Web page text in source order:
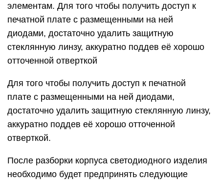
элементам. Для того чтобы получить доступ к
печатной плате с размещенными на ней
диодами, достаточно удалить защитную
стеклянную линзу, аккуратно поддев её хорошо
отточенной отверткой
Для того чтобы получить доступ к печатной
плате с размещенными на ней диодами,
достаточно удалить защитную стеклянную линзу,
аккуратно поддев её хорошо отточенной
отверткой.
После разборки корпуса светодиодного изделия
необходимо будет предпринять следующие